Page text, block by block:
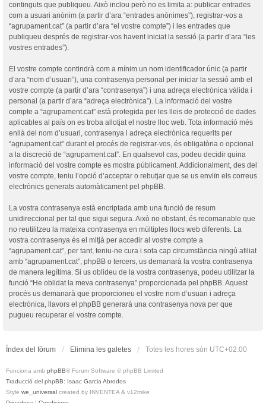
continguts que publiqueu. Això inclou però no es limita a: publicar entrades
com a usuari anònim (a partir d’ara “entrades anònimes”), registrar-vos a
“agrupament.cat” (a partir d’ara “el vostre compte”) i les entrades que
publiqueu després de registrar-vos havent iniciat la sessió (a partir d’ara “les
vostres entrades”).
El vostre compte contindrà com a mínim un nom identificador únic (a partir
d’ara “nom d’usuari”), una contrasenya personal per iniciar la sessió amb el
vostre compte (a partir d’ara “contrasenya”) i una adreça electrònica vàlida i
personal (a partir d’ara “adreça electrònica”). La informació del vostre
compte a “agrupament.cat” està protegida per les lleis de protecció de dades
aplicables al país on es troba allotjat el nostre lloc web. Tota informació més
enllà del nom d’usuari, contrasenya i adreça electrònica requerits per
“agrupament.cat” durant el procés de registrar-vos, és obligatòria o opcional
a la discreció de “agrupament.cat”. En qualsevol cas, podeu decidir quina
informació del vostre compte es mostra públicament. Addicionalment, des del
vostre compte, teniu l’opció d’acceptar o rebutjar que se us enviïn els correus
electrònics generats automàticament pel phpBB.
La vostra contrasenya està encriptada amb una funció de resum
unidireccional per tal que sigui segura. Això no obstant, és recomanable que
no reutilitzeu la mateixa contrasenya en múltiples llocs web diferents. La
vostra contrasenya és el mitjà per accedir al vostre compte a
“agrupament.cat”, per tant, teniu-ne cura i sota cap circumstància ningú afiliat
amb “agrupament.cat”, phpBB o tercers, us demanarà la vostra contrasenya
de manera legítima. Si us oblideu de la vostra contrasenya, podeu utilitzar la
funció “He oblidat la meva contrasenya” proporcionada pel phpBB. Aquest
procés us demanarà que proporcioneu el vostre nom d’usuari i adreça
electrònica, llavors el phpBB generarà una contrasenya nova per que
pugueu recuperar el vostre compte.
Índex del fòrum Elimina les galetes Totes les hores són UTC+02:00
Funciona amb phpBB® Forum Software © phpBB Limited
Traducció del phpBB: Isaac Garcia Abrodos
Style we_universal created by INVENTEA & v12mike